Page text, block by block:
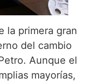
la primera gran
del cambio
Aunque el
mayorías,